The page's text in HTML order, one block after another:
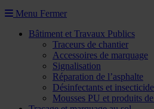
Menu Fermer
Bâtiment et Travaux Publics
Traceurs de chantier
Accessoires de marquage
Signalisation
Réparation de l’asphalte
Désinfectants et
Mousses PU et produits